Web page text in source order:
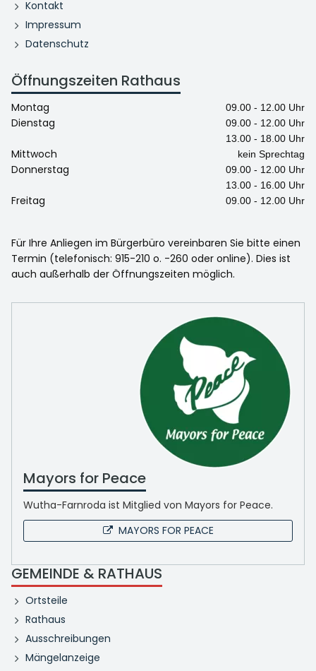
Kontakt
Impressum
Datenschutz
Öffnungszeiten Rathaus
Montag 09.00 - 12.00 Uhr
Dienstag
09.00 - 12.00 Uhr
13.00 - 18.00 Uhr
Mittwoch kein Sprechtag
Donnerstag
09.00 - 12.00 Uhr
13.00 - 16.00 Uhr
Freitag 09.00 - 12.00 Uhr
Für Ihre Anliegen im Bürgerbüro vereinbaren Sie bitte einen
Termin (telefonisch: 915-210 o. -260 oder online). Dies ist
auch außerhalb der Öffnungszeiten möglich.
Mayors for Peace
Wutha-Farnroda ist Mitglied von Mayors for Peace.
MAYORS FOR PEACE
GEMEINDE & RATHAUS
Ortsteile
Rathaus
Ausschreibungen
Mängelanzeige